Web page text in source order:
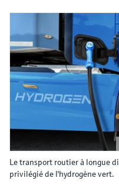
Le transport routier à longue
privilégié de l'hydrogène vert.